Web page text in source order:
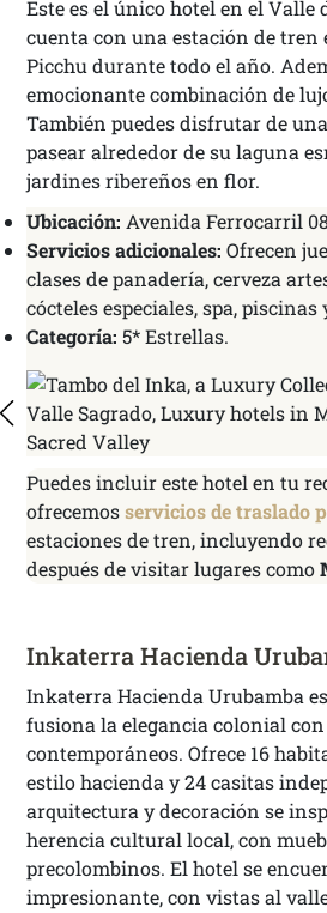
Este es el único hotel en el Valle
cuenta con una estación de tren
Picchu durante todo el año.
emocionante combinación de
También puedes disfrutar de
pasear alrededor de su laguna
jardines ribereños en flor.
Ubicación: Avenida Ferrocarril
Servicios adicionales: Ofrecen
clases de panadería, cerveza
cócteles especiales, spa,
Categoría: 5* Estrellas.
Puedes incluir este hotel en tu
ofrecemosservicios de traslado
estaciones de tren, incluyendo
después de visitar lugares como
Inkaterra Hacienda
Inkaterra Hacienda Urubamba
fusiona la elegancia colonial
contemporáneos. Ofrece 16
estilo hacienda y 24 casitas
arquitectura y decoración se
herencia cultural local, con
precolombinos. El hotel se
impresionante, con vistas al